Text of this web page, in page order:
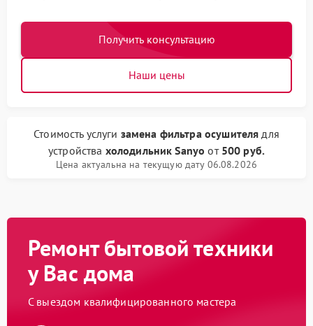
Получить консультацию
Наши цены
Стоимость услуги замена фильтра осушителя для
устройства холодильник Sanyo от 500 руб.
Цена актуальна на текущую дату 06.08.2026
Ремонт бытовой техники
у Вас дома
С выездом квалифицированного мастера